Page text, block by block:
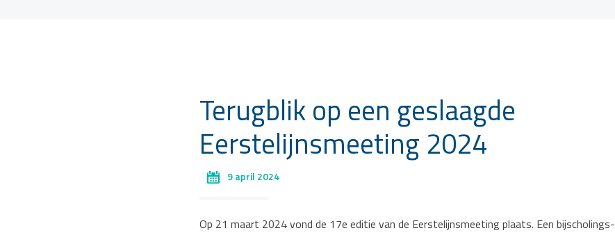
Terugblik op een geslaagde
Eerstelijnsmeeting 2024
9 april 2024
Op 21 maart 2024 vond de 17e editie van de Eerstelijnsmeeting plaats. Een bijscholings-